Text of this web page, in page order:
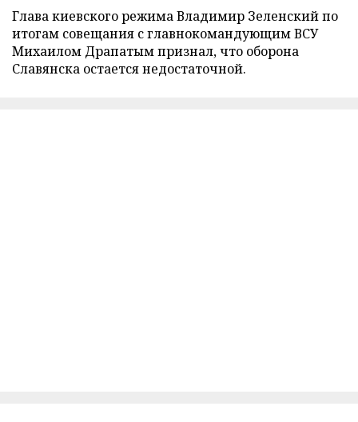
Глава киевского режима Владимир Зеленский по
итогам совещания с главнокомандующим ВСУ
Михаилом Драпатым признал, что оборона
Славянска остается недостаточной.